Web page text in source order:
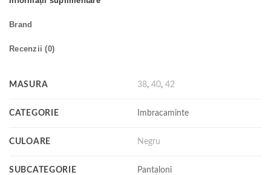
Brand
Recenzii (0)
MASURA 38,40,42
CATEGORIE Imbracaminte
CULOARE Negru
SUBCATEGORIE Pantaloni